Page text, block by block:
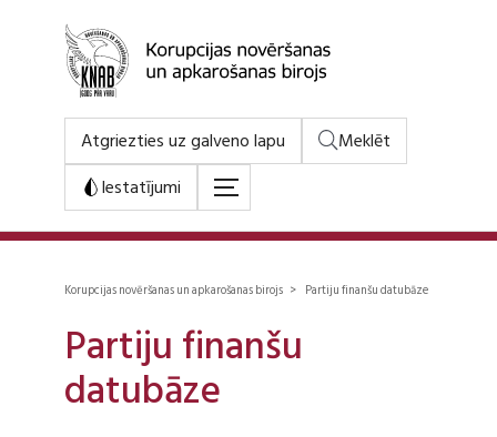
Atgriezties uz galveno lapu
Meklēt
Iestatījumi
Korupcijas novēršanas un apkarošanas birojs > Partiju finanšu datubāze
Partiju finanšu
datubāze